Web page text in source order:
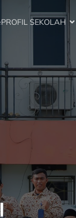
PROFIL SEKOLAH